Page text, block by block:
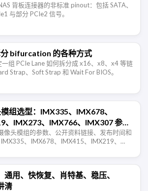
背板连接器的非标准 pinout：包括 SATA、
与部分 PCIe2 信号。
分 bifurcation 的各种方式
组 PCIe Lane 如何拆分成 x16、x8、x4 等链
Strap、Soft Strap 和 Wait For BIOS。
组选型：IMX335、IMX678、
、IMX273、IMX766、IMX307 参
格参考
像头模组的参数、公开资料链接、发布时间和
、IMX678、IMX415、IMX219、
，以及淘宝常见 …
通用、快恢复、肖特基、稳压、
清